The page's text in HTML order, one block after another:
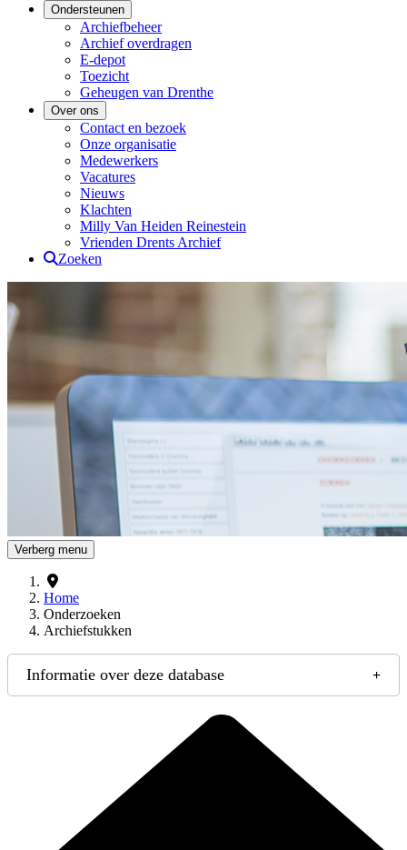
Ondersteunen
Archiefbeheer
Archief overdragen
E-depot
Toezicht
Geheugen van Drenthe
Over ons
Contact en bezoek
Onze organisatie
Medewerkers
Vacatures
Nieuws
Klachten
Milly Van Heiden Reinestein
Vrienden Drents Archief
Zoeken
Drents Archief
Verberg menu
Home
Onderzoeken
Archiefstukken
Informatie over deze database